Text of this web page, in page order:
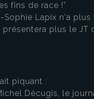
fins de race !”
Sophie Lapix n'a plus
présentera plus le JT
piquant :
Décugis, le